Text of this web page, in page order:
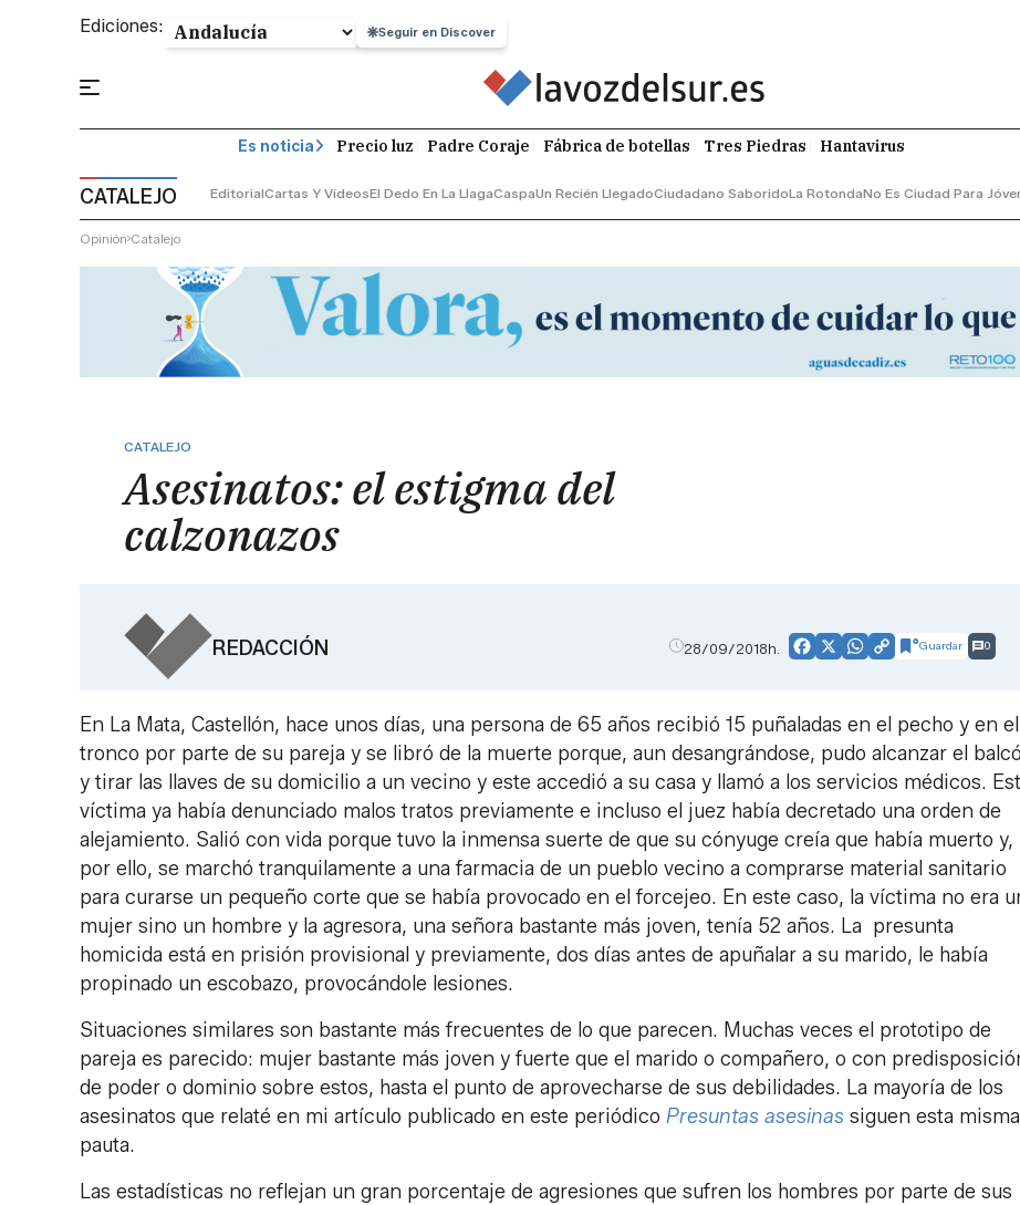
Ediciones: Seguir en Discover
Es noticia Precio luz Padre Coraje Fábrica de botellas Tres Piedras Hantavirus
CATALEJO EditorialCartas Y VídeosEl Dedo En La LlagaCaspaUn Recién LlegadoCiudadano SaboridoLa RotondaNo Es Ciudad Para
Opinión Catalejo
CATALEJO
Asesinatos: el estigma del
calzonazos
REDACCIÓN 28/09/2018h. Facebook
X WhatsApp
CopyGuardar 0
En La Mata, Castellón, hace unos días, una persona de 65 años recibió 15 puñaladas en el pecho y en el
tronco por parte de su pareja y se libró de la muerte porque, aun desangrándose, pudo alcanzar el
y tirar las llaves de su domicilio a un vecino y este accedió a su casa y llamó a los servicios médicos.
víctima ya había denunciado malos tratos previamente e incluso el juez había decretado una orden de
alejamiento. Salió con vida porque tuvo la inmensa suerte de que su cónyuge creía que había muerto y,
por ello, se marchó tranquilamente a una farmacia de un pueblo vecino a comprarse material sanitario
para curarse un pequeño corte que se había provocado en el forcejeo. En este caso, la víctima no era
mujer sino un hombre y la agresora, una señora bastante más joven, tenía 52 años. La presunta
homicida está en prisión provisional y previamente, dos días antes de apuñalar a su marido, le había
propinado un escobazo, provocándole lesiones.
Situaciones similares son bastante más frecuentes de lo que parecen. Muchas veces el prototipo de
pareja es parecido: mujer bastante más joven y fuerte que el marido o compañero, o con
de poder o dominio sobre estos, hasta el punto de aprovecharse de sus debilidades. La mayoría de los
asesinatos que relaté en mi artículo publicado en este periódico Presuntas asesinas siguen esta misma
pauta.
Las estadísticas no reflejan un gran porcentaje de agresiones que sufren los hombres por parte de sus